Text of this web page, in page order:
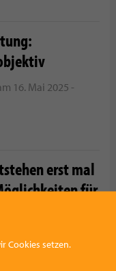
16. Mai 2025 -
erst mal
für
Cookies setzen.